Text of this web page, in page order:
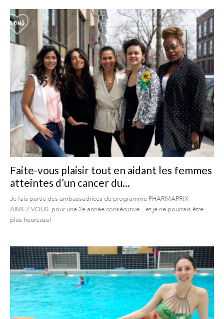
Faite-vous plaisir tout en aidant les femmes
atteintes d’un cancer du...
Je fais partie des ambassadrices du programme PHARMAPRIX
AIMEZ.VOUS. pour une 2e année consécutive... et je ne pourrais être
plus heureuse!